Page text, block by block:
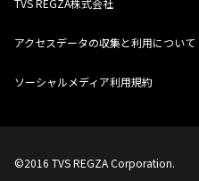
ソフトウェアダウンロード情報
社会環境活動
採用情報
レグザ メンバーズ
法人向けサイト
視聴分析サービス
アクセスデータの収集と利用について
ソーシャルメディア利用規約
©2016 TVS REGZA Corporation.